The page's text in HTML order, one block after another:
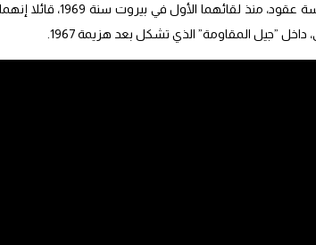
ولفت المتحدث إلى أن علاقته بليلى شهيد امتدت لأكثر من خمسة عقود، منذ لقائهما الأول في بيروت سنة 1969، قائلا إنهما
”جيل المقاومة” الذي تشكل بعد هزيمة 1967.
كانت تنتمي إلى فئة “تأتي إلى السياسة بأيد ممتلئة لكي
معتبرا أنها لم تكن تسعى إلى أن تكون “أفضل من الرجال”،
أسست لمسار آخر يقوم على الثقافة والتفاني والعلاقة
ومحاولة إبادة شعب كامل”، منتقدا الصمت الدولي الواسع